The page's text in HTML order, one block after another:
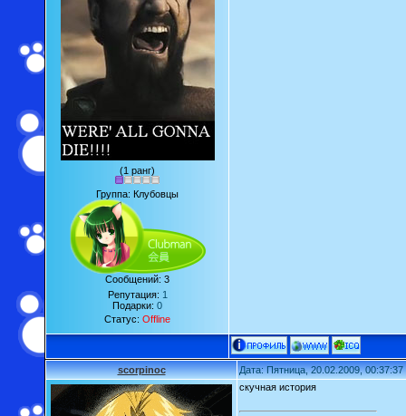
(1 ранг)
Группа: Клубовцы
Сообщений: 3
Репутация: 1
Подарки: 0
Статус: Offline
scorpinoc Дата: Пятница, 20.02.2009,
скучная история